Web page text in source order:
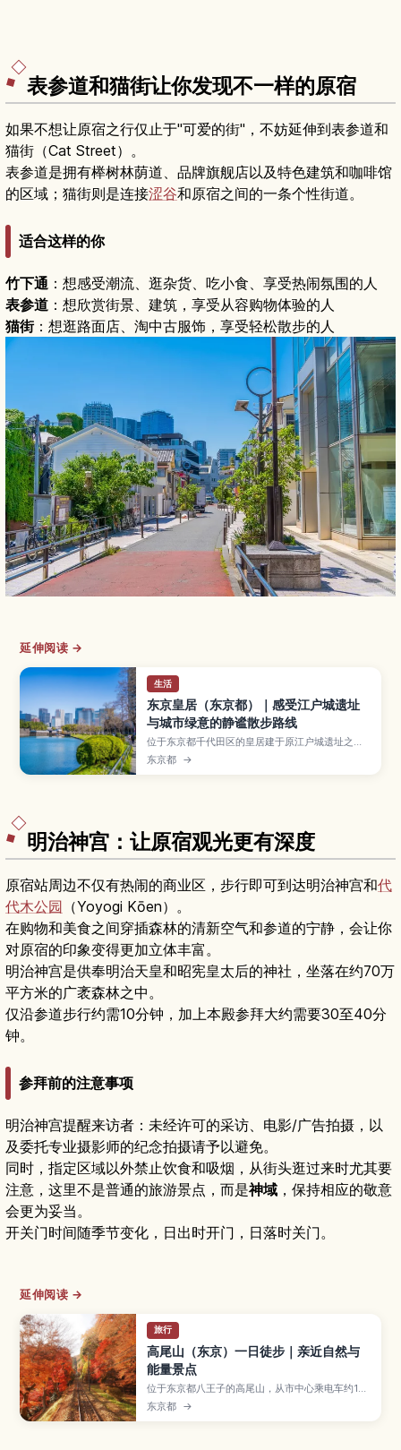
表参道和猫街让你发现不一样的原宿
如果不想让原宿之行仅止于"可爱的街"，不妨延伸到表参道和
猫街（Cat Street）。
表参道是拥有榉树林荫道、品牌旗舰店以及特色建筑和咖啡馆
的区域；猫街则是连接涩谷和原宿之间的一条个性街道。
适合这样的你
竹下通 ：想感受潮流、逛杂货、吃小食、享受热闹氛围的人
表参道 ：想欣赏街景、建筑，享受从容购物体验的人
猫街：想逛路面店、淘中古服饰，享受轻松散步的人
延伸阅读 →
生活
东京皇居（东京都）｜感受江户城遗址
与城市绿意的静谧散步路线
位于东京都千代田区的皇居建于原江户城遗址之
上，是日本天皇的居所，同时也是融合历史建筑与
广阔绿地的城市绿洲。本文介绍皇居东御苑、二重
东京都 →
明治神宫：让原宿观光更有深度
原宿站周边不仅有热闹的商业区，步行即可到达明治神宫和代
代木公园 （Yoyogi Kōen）。
在购物和美食之间穿插森林的清新空气和参道的宁静，会让你
对原宿的印象变得更加立体丰富。
明治神宫是供奉明治天皇和昭宪皇太后的神社，坐落在约70万
平方米的广袤森林之中。
仅沿参道步行约需10分钟，加上本殿参拜大约需要30至40分
钟。
参拜前的注意事项
明治神宫提醒来访者：未经许可的采访、电影/广告拍摄，以
及委托专业摄影师的纪念拍摄请予以避免。
同时，指定区域以外禁止饮食和吸烟，从街头逛过来时尤其要
注意，这里不是普通的旅游景点，而是神域 ，保持相应的敬意
会更为妥当。
开关门时间随季节变化，日出时开门，日落时关门。
延伸阅读 →
旅行
高尾山（东京）一日徒步｜亲近自然与
能量景点
位于东京都八王子的高尾山，从市中心乘电车约1小
时即可到达，是人气一日徒步胜地。文章介绍多条
山路选择、缆车和吊椅、山腰寺院参拜、山顶远眺
东京都 →